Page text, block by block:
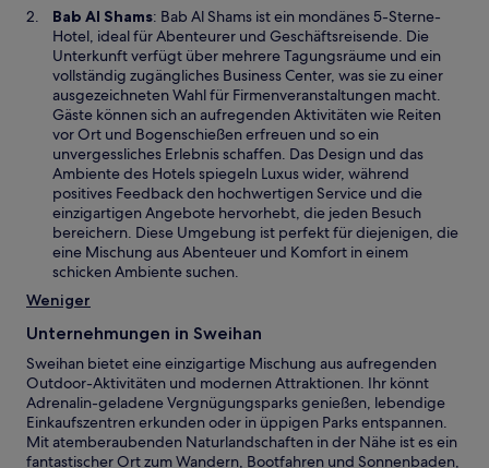
F
e
n
s
t
e
r
g
e
ö
f
f
n
e
Bab Al ShamsW
i
r
d
i
n
e
i
n
e
m
n
e
u
F
n
s
t
e
r
: Bab Al Shams ist ein mondänes 5-Sterne-
Hotel, ideal für Abenteurer und Geschäftsreisende. Die
Unterkunft verfügt über mehrere Tagungsräume und ein
vollständig zugängliches Business Center, was sie zu einer
ausgezeichneten Wahl für Firmenveranstaltungen macht.
Gäste können sich an aufregenden Aktivitäten wie Reiten
vor Ort und Bogenschießen erfreuen und so ein
unvergessliches Erlebnis schaffen. Das Design und das
Ambiente des Hotels spiegeln Luxus wider, während
positives Feedback den hochwertigen Service und die
einzigartigen Angebote hervorhebt, die jeden Besuch
bereichern. Diese Umgebung ist perfekt für diejenigen, die
eine Mischung aus Abenteuer und Komfort in einem
schicken Ambiente suchen.
Weniger
Unternehmungen in Sweihan
Sweihan bietet eine einzigartige Mischung aus aufregenden
Outdoor-Aktivitäten und modernen Attraktionen. Ihr könnt
Adrenalin-geladene Vergnügungsparks genießen, lebendige
Einkaufszentren erkunden oder in üppigen Parks entspannen.
Mit atemberaubenden Naturlandschaften in der Nähe ist es ein
fantastischer Ort zum Wandern, Bootfahren und Sonnenbaden,